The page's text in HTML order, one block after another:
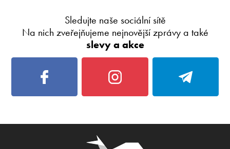
Sledujte naše sociální sítě
Na nich zveřejňujeme nejnovější zprávy a také
slevy a akce